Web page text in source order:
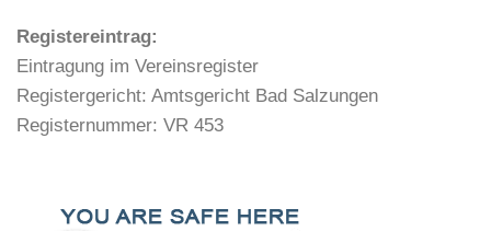
Registereintrag:
Eintragung im Vereinsregister
Registergericht: Amtsgericht Bad Salzungen
Registernummer: VR 453